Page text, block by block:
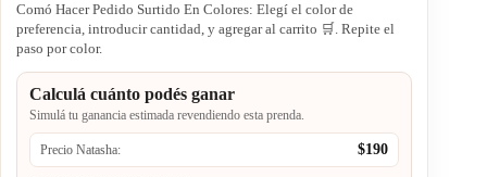
Comó Hacer Pedido Surtido En Colores: Elegí el color de
preferencia, introducir cantidad, y agregar al carrito 🛒. Repite el
paso por color.
Calculá cuánto podés ganar
Simulá tu ganancia estimada revendiendo esta prenda.
Precio Natasha: $190